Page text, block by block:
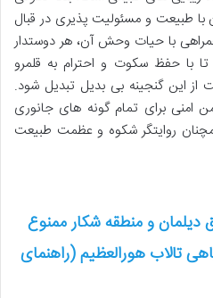
با طبیعت و مسئولیت پذیری در قبال
با حیات وحش آن، هر دوستدار
با حفظ سکوت و احترام به قلمرو
از این گنجینه بی بدیل تبدیل شود.
امنی برای تمام گونه های جانوری
روایتگر شکوه و عظمت طبیعت
دیلمان و منطقه شکار ممنوع
تالاب هورالعظیم (راهنمای